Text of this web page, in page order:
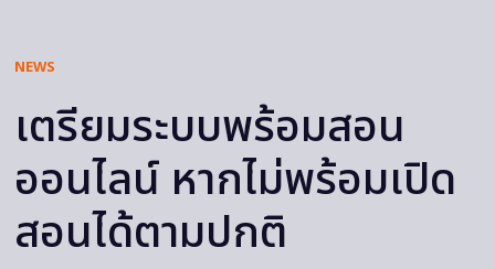
NEWS
เตรียมระบบพร้อมสอน
ออนไลน์ หากไม่พร้อมเปิด
สอนได้ตามปกติ